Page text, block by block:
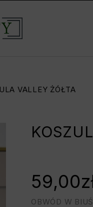
VALLEY ŻÓŁTA
OBWÓD W
59,00